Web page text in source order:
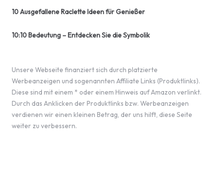
10 Ausgefallene Raclette Ideen für Genießer
10:10 Bedeutung – Entdecken Sie die Symbolik
Unsere Webseite finanziert sich durch platzierte
Werbeanzeigen und sogenannten Affiliate Links (Produktlinks).
Diese sind mit einem * oder einem Hinweis auf Amazon verlinkt.
Durch das Anklicken der Produktlinks bzw. Werbeanzeigen
verdienen wir einen kleinen Betrag, der uns hilft, diese Seite
weiter zu verbessern.